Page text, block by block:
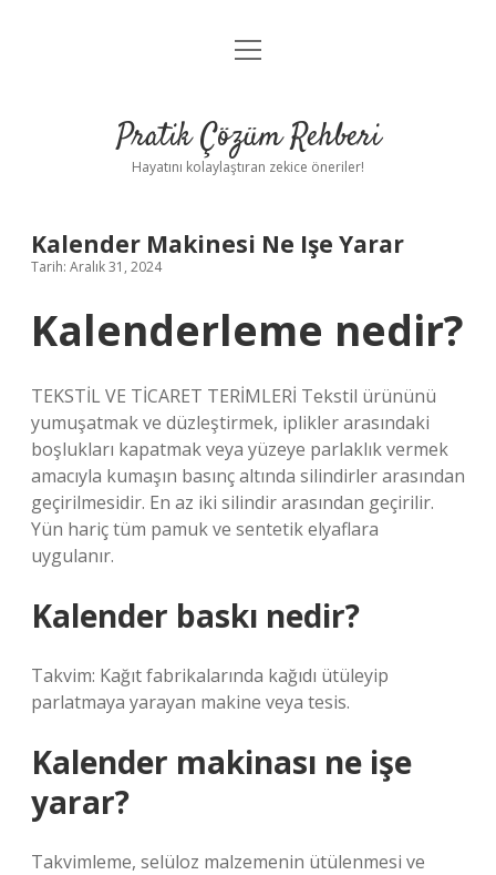
Anasayfa
Yasal Uyarı
menüyü
Pratik Çözüm Rehberi
Hayatını kolaylaştıran zekice öneriler!
Kalender Makinesi Ne Işe Yarar
Tarih: Aralık 31, 2024
Kalenderleme nedir?
TEKSTİL VE TİCARET TERİMLERİ Tekstil ürününü
yumuşatmak ve düzleştirmek, iplikler arasındaki
boşlukları kapatmak veya yüzeye parlaklık vermek
amacıyla kumaşın basınç altında silindirler arasından
geçirilmesidir. En az iki silindir arasından geçirilir.
Yün hariç tüm pamuk ve sentetik elyaflara
uygulanır.
Kalender baskı nedir?
Takvim: Kağıt fabrikalarında kağıdı ütüleyip
parlatmaya yarayan makine veya tesis.
Kalender makinası ne işe
yarar?
Takvimleme, selüloz malzemenin ütülenmesi ve